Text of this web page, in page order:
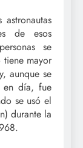
de esos
se
mayor
aunque se
en día, fue
se usó el
durante la